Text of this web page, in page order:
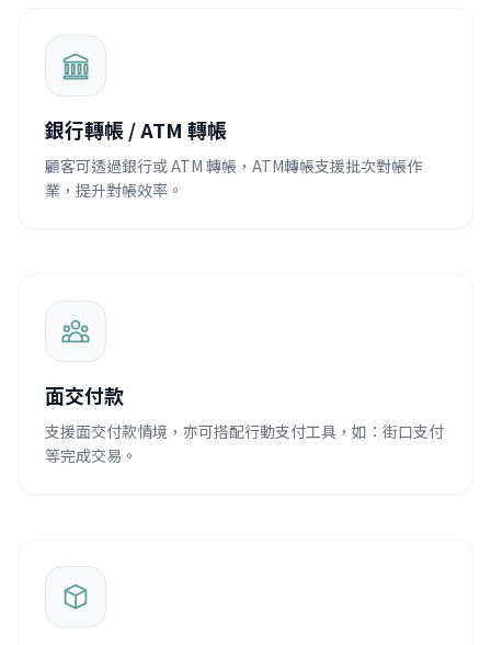
銀行轉帳 / ATM 轉帳
顧客可透過銀行或 ATM 轉帳，ATM轉帳支援批次對帳作
業，提升對帳效率。
面交付款
支援面交付款情境，亦可搭配行動支付工具，如：街口支付
等完成交易。